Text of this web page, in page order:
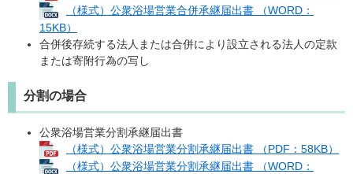
（様式）公衆浴場営業合併承継届出書 （WORD：
15KB）
合併後存続する法人または合併により設立される法人の定款
または寄附行為の写し
分割の場合
公衆浴場営業分割承継届出書
（様式）公衆浴場営業分割承継届出書 （PDF：58KB）
（様式）公衆浴場営業分割承継届出書 （WORD：